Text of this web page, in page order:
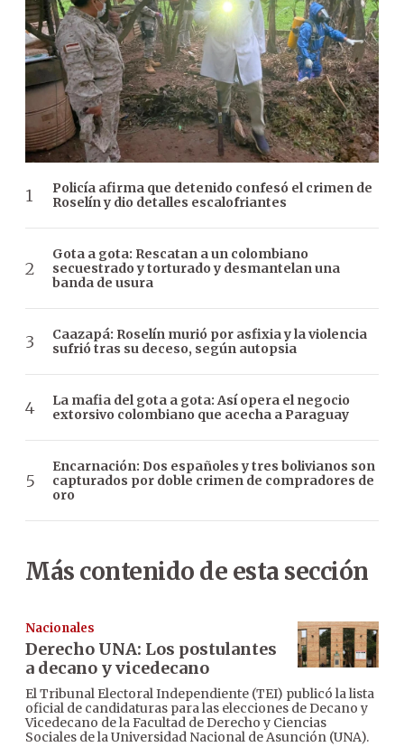
Policía afirma que detenido confesó el crimen de
Roselín y dio detalles escalofriantes
Gota a gota: Rescatan a un colombiano
secuestrado y torturado y desmantelan una
banda de usura
Caazapá: Roselín murió por asfixia y la violencia
sufrió tras su deceso, según autopsia
La mafia del gota a gota: Así opera el negocio
extorsivo colombiano que acecha a Paraguay
Encarnación: Dos españoles y tres bolivianos son
capturados por doble crimen de compradores de
oro
Más contenido de esta sección
Nacionales
Derecho UNA: Los postulantes
a decano y vicedecano
El Tribunal Electoral Independiente (TEI) publicó la lista
oficial de candidaturas para las elecciones de Decano y
Vicedecano de la Facultad de Derecho y Ciencias
Sociales de la Universidad Nacional de Asunción (UNA).